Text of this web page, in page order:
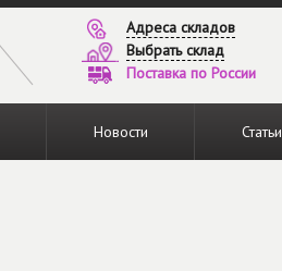
Адреса складов
Выбрать склад
Поставка по России
Новости Статьи